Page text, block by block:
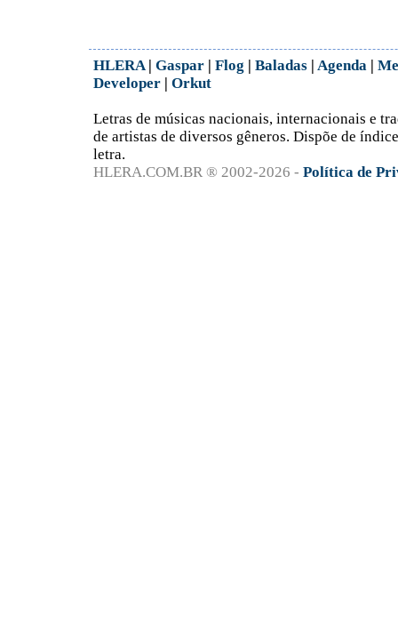
HLERA| Gaspar | Flog | Baladas | Agenda |
Developer | Orkut
Letras de músicas nacionais, internacionais e
de artistas de diversos gêneros. Dispõe de
letra.
HLERA.COM.BR ® 2002-2026 - Política de